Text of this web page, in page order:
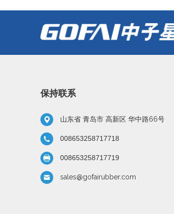
保持联系
山东省 青岛市 高新区 华中路66号
008653258717718
008653258717719
sales@gofairubber.com